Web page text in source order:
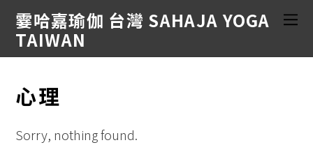
霎哈嘉瑜伽 台灣 SAHAJA YOGA
TAIWAN
心理
Sorry, nothing found.